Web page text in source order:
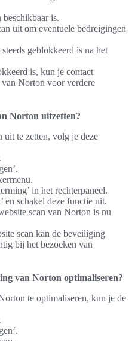
beschikbaar is.
uit om eventuele bedreigingen
geblokkeerd is na het
is, kun je contact
Norton voor verdere
Norton uitzetten?
uit te zetten, volg je deze
in het rechterpaneel.
en schakel deze functie uit.
scan van Norton is nu
scan kan de beveiliging
bij het bezoeken van
van Norton optimaliseren?
te optimaliseren, kun je de